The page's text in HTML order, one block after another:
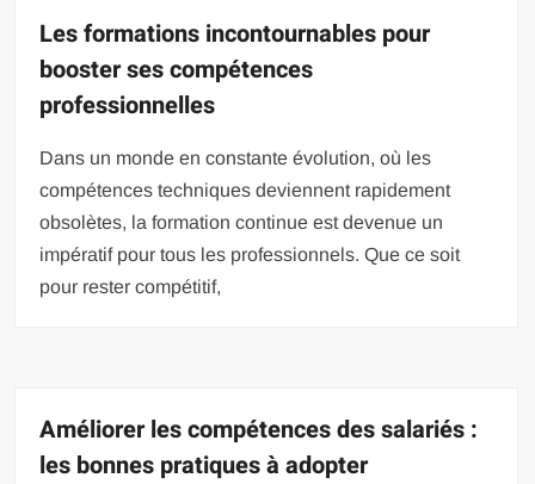
Les formations incontournables pour
booster ses compétences
professionnelles
Dans un monde en constante évolution, où les
compétences techniques deviennent rapidement
obsolètes, la formation continue est devenue un
impératif pour tous les professionnels. Que ce soit
pour rester compétitif,
Améliorer les compétences des salariés :
les bonnes pratiques à adopter